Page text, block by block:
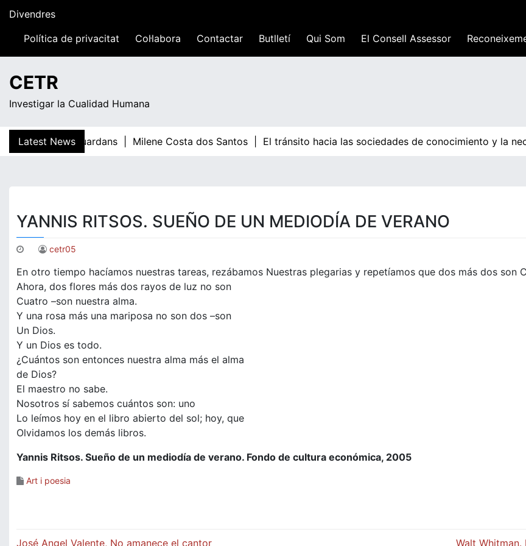
content
Divendres
05:49Política de privacitat Col·labora Contactar Butlletí Qui Som El Consell Assessor
CETR
Investigar la Cualidad Humana
Latest News
Teresa Guardans | Milene Costa dos Santos | El tránsito hacia las sociedades de conocimiento y la
YANNIS RITSOS. SUEÑO DE UN MEDIODÍA DE VERANO
cetr05
En otro tiempo hacíamos nuestras tareas, rezábamos Nuestras plegarias y repetíamos que dos más dos son
Ahora, dos flores más dos rayos de luz no son
Cuatro –son nuestra alma.
Y una rosa más una mariposa no son dos –son
Un Dios.
Y un Dios es todo.
¿Cuántos son entonces nuestra alma más el alma
de Dios?
El maestro no sabe.
Nosotros sí sabemos cuántos son: uno
Lo leímos hoy en el libro abierto del sol; hoy, que
Olvidamos los demás libros.
Yannis Ritsos. Sueño de un mediodía de verano. Fondo de cultura económica, 2005
Art i poesia
Navegació
José Angel Valente, No amanece el cantor Walt Whitman.